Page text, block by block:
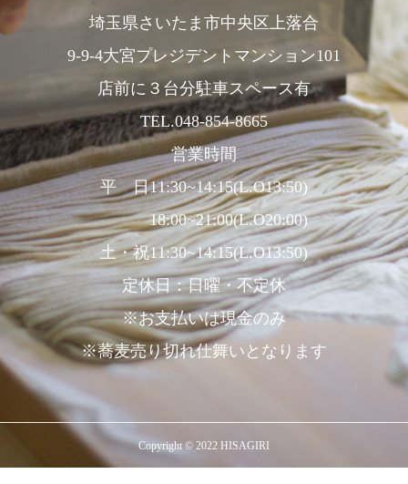
埼玉県さいたま市中央区上落合
9-9-4大宮プレジデントマンション101
店前に３台分駐車スペース有
TEL.048-854-8665
営業時間
平 日11:30~14:15(L.O13:50)
18:00~21:00(L.O20:00)
土・祝11:30~14:15(L.O13:50)
定休日：日曜・不定休
※お支払いは現金のみ
※蕎麦売り切れ仕舞いとなります
Copyright © 2022 HISAGIRI